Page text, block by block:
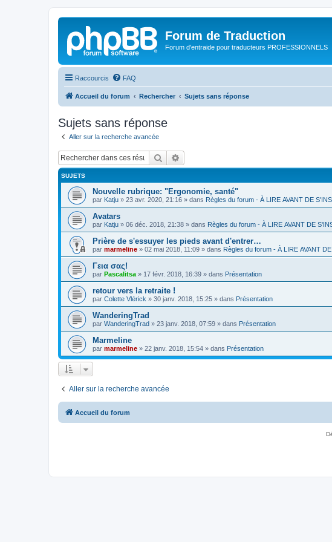
Forum de Traduction
Forum d'entraide pour traducteurs PROFESSIONNELS
Raccourcis FAQ
Accueil du forum Rechercher Sujets sans réponse
Sujets sans réponse
Aller sur la recherche avancée
Rechercher
SUJETS
Nouvelle rubrique: "Ergonomie, santé"
par Katju » 23 avr. 2020, 21:16 » dans Règles du forum - À LIRE AVANT DE
Avatars
par Katju » 06 déc. 2018, 21:38 » dans Règles du forum - À LIRE AVANT DE
Prière de s'essuyer les pieds avant d'entrer…
par marmeline » 02 mai 2018, 11:09 » dans Règles du forum - À LIRE AVANT
Γεια σας!
par Pascalitsa » 17 févr. 2018, 16:39 » dans Présentation
retour vers la retraite !
par Colette Vlérick » 30 janv. 2018, 15:25 » dans Présentation
WanderingTrad
par WanderingTrad » 23 janv. 2018, 07:59 » dans Présentation
Marmeline
par marmeline » 22 janv. 2018, 15:54 » dans Présentation
Aller sur la recherche avancée
Accueil du forum